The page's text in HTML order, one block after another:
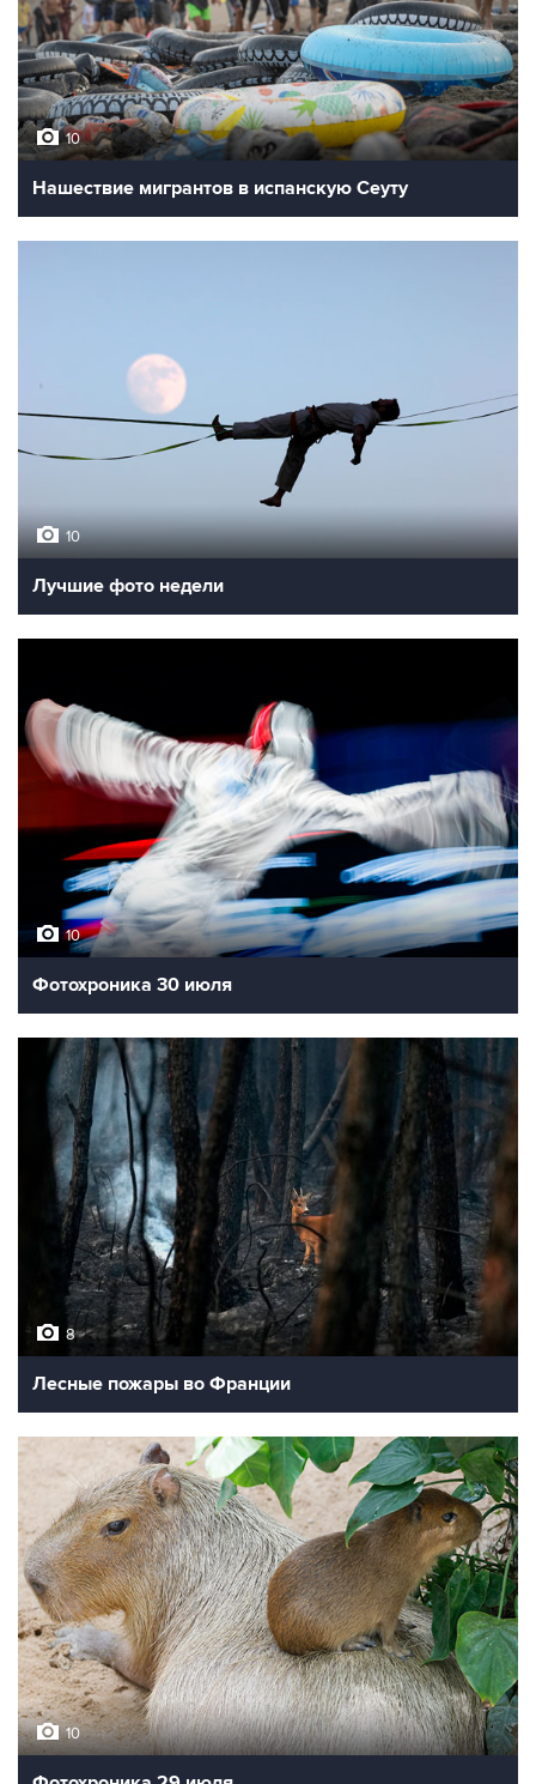
10
Нашествие мигрантов в испанскую Сеуту
10
Лучшие фото недели
10
Фотохроника 30 июля
8
Лесные пожары во Франции
10